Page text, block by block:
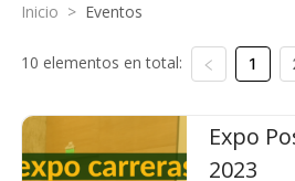
Inicio > Eventos
10 elementos en total: 1
Expo
2023